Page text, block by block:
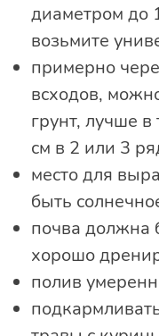
диаметром до
возьмите
примерно
всходов,
грунт, лучше
см в 2 или 3
место для
быть
почва должна
хорошо
полив